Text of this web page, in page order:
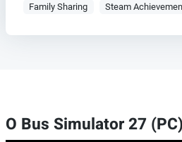
Family Sharing Steam
O Bus Simulator 27